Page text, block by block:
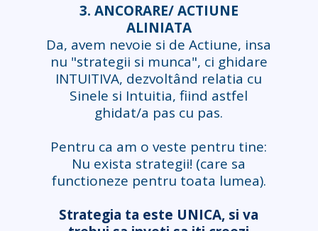
3. ANCORARE/ ACTIUNE
ALINIATA
Da, avem nevoie si de Actiune, insa
nu "strategii si munca", ci ghidare
INTUITIVA, dezvoltând relatia cu
Sinele si Intuitia, fiind astfel
ghidat/a pas cu pas.
Pentru ca am o veste pentru tine:
Nu exista strategii! (care sa
functioneze pentru toata lumea).
Strategia ta este UNICA, si va